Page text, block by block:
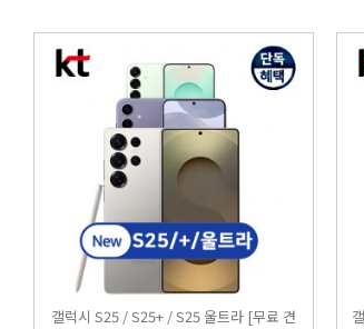
갤럭시Z 폴드7 256GB/
2,398,000원 1,050,000
갤럭시 S25 / S25+ / S25 울트라 [무료 견